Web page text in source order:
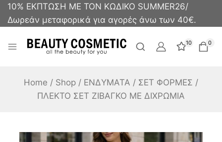
10% ΕΚΠΤΩΣΗ ΜΕ ΤΟΝ ΚΩΔΙΚΟ SUMMER26/
Δωρεάν μεταφορικά για αγορές άνω των 40€.
10 0
Home / Shop / ΕΝΔΥΜΑΤΑ / ΣΕΤ ΦΟΡΜΕΣ /
ΠΛΕΚΤΟ ΣΕΤ ΖΙΒΑΓΚΟ ΜΕ ΔΙΧΡΩΜΙΑ